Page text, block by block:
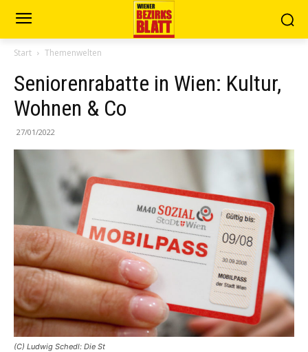
Start Themenwelten
Seniorenrabatte in Wien: Kultur,
Wohnen & Co
27/01/2022
(C) Ludwig Schedl: Die St